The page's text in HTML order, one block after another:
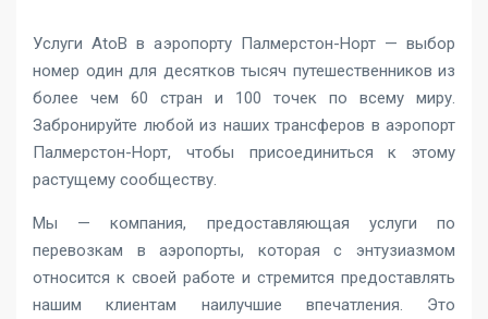
Услуги AtoB в аэропорту Палмерстон-Норт — выбор
номер один для десятков тысяч путешественников из
более чем 60 стран и 100 точек по всему миру.
Забронируйте любой из наших трансферов в аэропорт
Палмерстон-Норт, чтобы присоединиться к этому
растущему сообществу.
Мы — компания, предоставляющая услуги по
перевозкам в аэропорты, которая с энтузиазмом
относится к своей работе и стремится предоставлять
нашим клиентам наилучшие впечатления. Это